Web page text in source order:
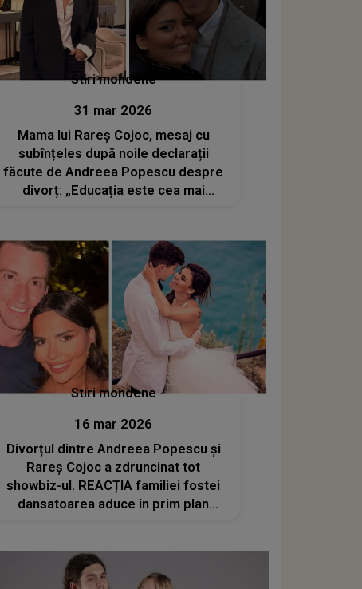
Stiri mondene
31 mar 2026
Mama lui Rareș Cojoc, mesaj cu
subînțeles după noile declarații
făcute de Andreea Popescu despre
divorț: „Educația este cea mai
Stiri mondene
16 mar 2026
Divorțul dintre Andreea Popescu și
Rareș Cojoc a zdruncinat tot
showbiz-ul. REACȚIA familiei fostei
dansatoarea aduce în prim plan
mult îmi doresc să..."